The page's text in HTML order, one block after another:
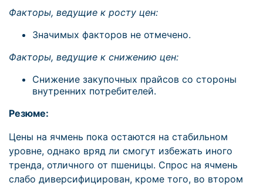
Факторы, ведущие к росту цен:
Значимых факторов не отмечено.
Факторы, ведущие к снижению цен:
Снижение закупочных прайсов со стороны
внутренних потребителей.
Резюме:
Цены на ячмень пока остаются на стабильном
уровне, однако вряд ли смогут избежать иного
тренда, отличного от пшеницы. Спрос на ячмень
слабо диверсифицирован, кроме того, во втором